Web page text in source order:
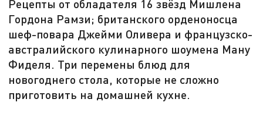
Рецепты от обладателя 16 звёзд Мишлена
Гордона Рамзи; британского орденоносца
шеф-повара Джейми Оливера и французско-
австралийского кулинарного шоумена Ману
Фиделя. Три перемены блюд для
новогоднего стола, которые не сложно
приготовить на домашней кухне.